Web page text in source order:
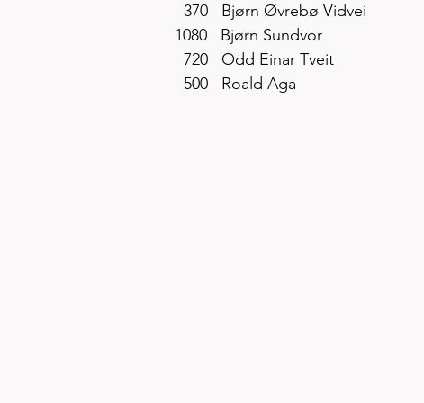
  370   Bjørn Øvrebø Vidvei
1080   Bjørn Sundvor
  720   Odd Einar Tveit
  500   Roald Aga